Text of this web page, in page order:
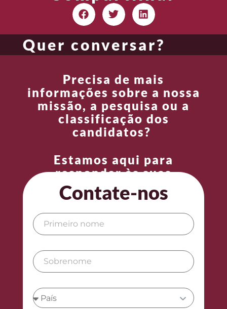
Quer conversar?
Precisa de mais
informações sobre a nossa
missão, a pesquisa ou a
classificação dos
candidatos?
Estamos aqui para
responder às suas
perguntas.
Contate-nos